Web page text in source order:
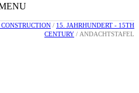
/ 15. JAHRHUNDERT - 15TH
CENTURY / ANDACHTSTAFEL